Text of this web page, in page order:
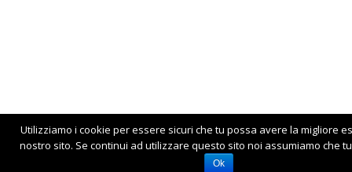
Utilizziamo i cookie per essere sicuri che tu possa avere la migliore
nostro sito. Se continui ad utilizzare questo sito noi assumiamo che
Ok